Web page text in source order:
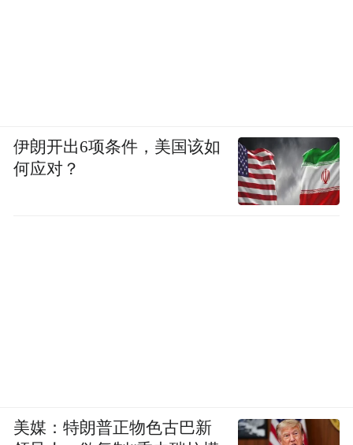
伊朗开出6项条件，美国该如
何应对？
美媒：特朗普正物色古巴新